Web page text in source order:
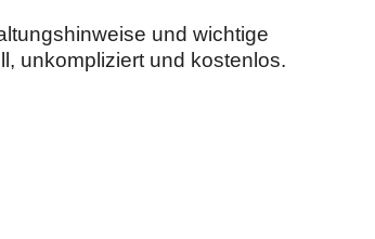
und wichtige
unkompliziert und kostenlos.